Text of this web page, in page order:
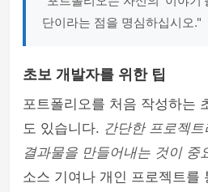
단이라는 점을 명심하십시오."
초보 개발자를 위한 팁
포트폴리오를 처음 작성하는
도 있습니다. 간단한 프로젝
결과물을 만들어내는 것이 중
소스 기여나 개인 프로젝트를